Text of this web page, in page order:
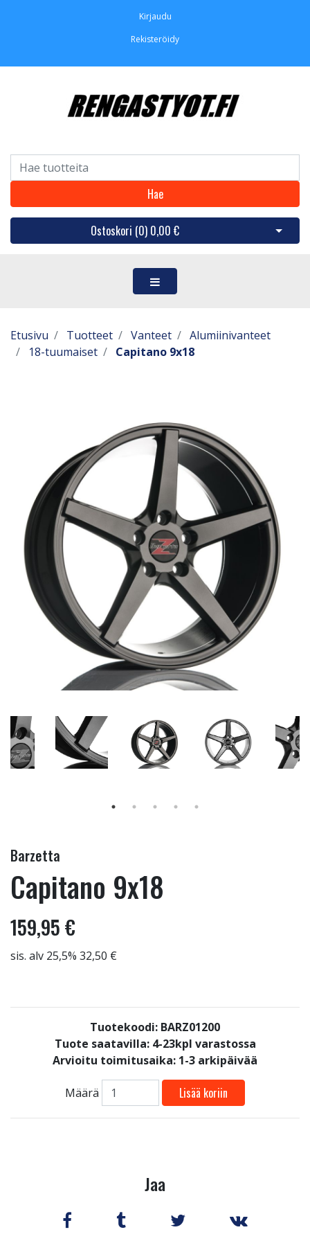
Kirjaudu
Rekisteröidy
Hae
Ostoskori (0) 0,00 € Avaa
Etusivu Tuotteet Vanteet
Alumiinivanteet
18-tuumaiset
Capitano 9x18
Barzetta
Capitano 9x18
159,95 €
sis. alv 25,5% 32,50 €
Tuotekoodi: BARZ01200
Tuote saatavilla: 4-23kpl varastossa
Arvioitu toimitusaika: 1-3 arkipäivää
Määrä Lisää koriin
Jaa